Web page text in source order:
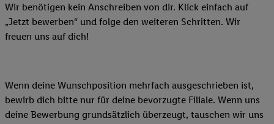
Wir benötigen kein Anschreiben von dir. Klick einfach auf
„Jetzt bewerben“ und folge den weiteren Schritten. Wir
freuen uns auf dich!
Wenn deine Wunschposition mehrfach ausgeschrieben ist,
bewirb dich bitte nur für deine bevorzugte Filiale. Wenn uns
deine Bewerbung grundsätzlich überzeugt, tauschen wir uns